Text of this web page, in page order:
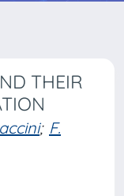
THEIR
; F.